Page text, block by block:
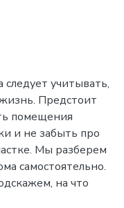
учитывать,
Предстоит
помещения
и не забыть про
Мы разберем
самостоятельно.
на что